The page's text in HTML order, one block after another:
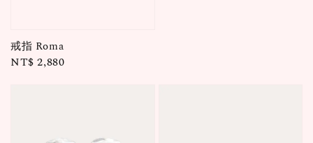
戒指 Roma
Regular
NT$ 2,880